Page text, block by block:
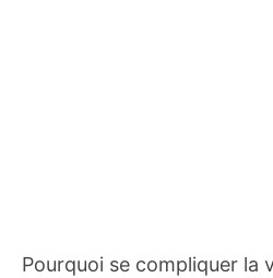
Pourquoi se compliquer la